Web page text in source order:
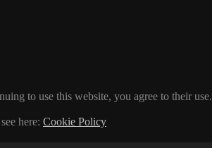
to use this website, you agree to their use.
here: Cookie Policy